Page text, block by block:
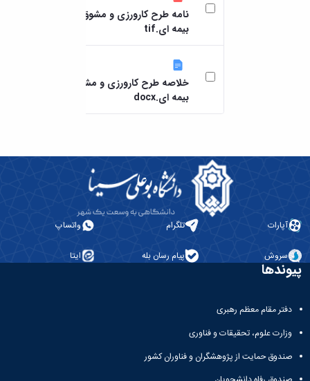
نامه طرح کارورزی و مشوق
بیمه ای.tif
خلاصه طرح کارورزی و مشوق
بیمه ای.docx
آپارات تلگرام واتساپ
سروش پیام رسان بله ایتا
پیوندها
دفتر مقام معظم رهبری
وزارت علوم، تحقیقات و فناوری
صندوق حمایت از پژوهشگران و فناوران کشور